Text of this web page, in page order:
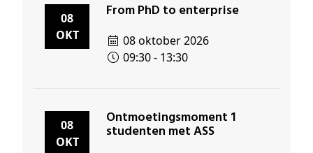
08
OKT
From PhD to enterprise
08 oktober 2026
09:30 - 13:30
08
OKT
Ontmoetingsmoment 1
studenten met ASS